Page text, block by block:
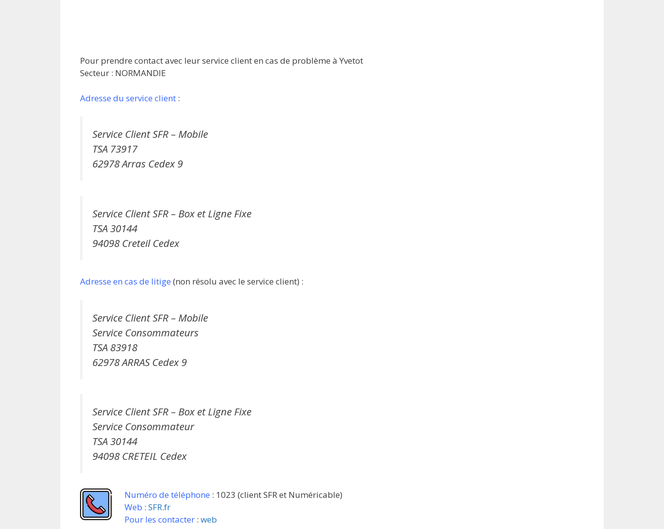
Pour prendre contact avec leur service client en cas de problème à Yvetot
Secteur : NORMANDIE
Adresse du service client :
Service Client SFR – Mobile
TSA 73917
62978 Arras Cedex 9
Service Client SFR – Box et Ligne Fixe
TSA 30144
94098 Creteil Cedex
Adresse en cas de litige (non résolu avec le service client) :
Service Client SFR – Mobile
Service Consommateurs
TSA 83918
62978 ARRAS Cedex 9
Service Client SFR – Box et Ligne Fixe
Service Consommateur
TSA 30144
94098 CRETEIL Cedex
Numéro de téléphone : 1023 (client SFR et Numéricable)
Web : SFR.fr
Pour les contacter: web